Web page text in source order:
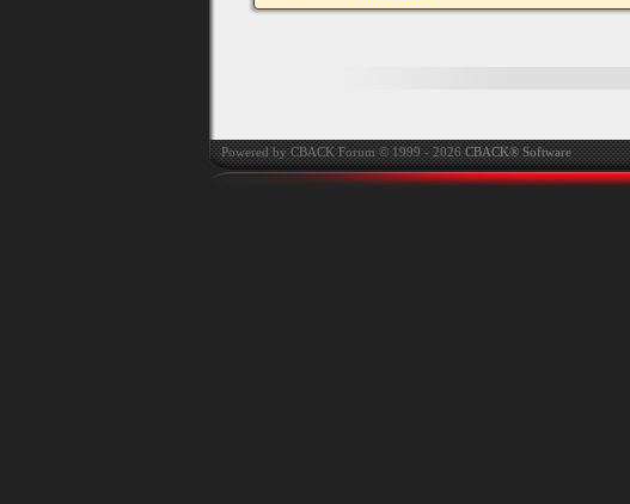
Powered by CBACK Forum © 1999 - 2026CBACK® Software